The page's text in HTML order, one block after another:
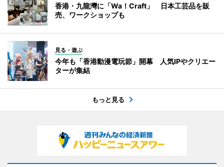
香港・九龍灣に「Wa！Craft」 日本工芸品を販
売、ワークショップも
見る・遊ぶ
今年も「香港動漫電玩節」開幕 人気IPやクリエー
ターが集結
もっと見る